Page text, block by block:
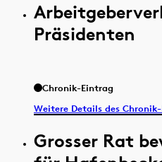
Präsidenten
Chronik-Eintrag
Weitere Details des
Grosser Rat